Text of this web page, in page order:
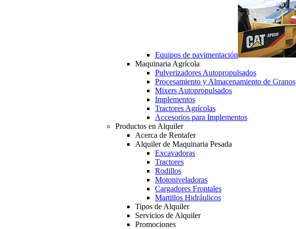
Equipos de pavimentación
Maquinaria Agrícola
Pulverizadores Autopropulsados
Procesamiento y Almacenamiento de Granos
Mixers Autopropulsados
Implementos
Tractores Agrícolas
Accesorios para Implementos
Productos en Alquiler
Acerca de Rentafer
Alquiler de Maquinaria Pesada
Excavadoras
Tractores
Rodillos
Motoniveladoras
Cargadores Frontales
Martillos Hidráulicos
Tipos de Alquiler
Servicios de Alquiler
Promociones